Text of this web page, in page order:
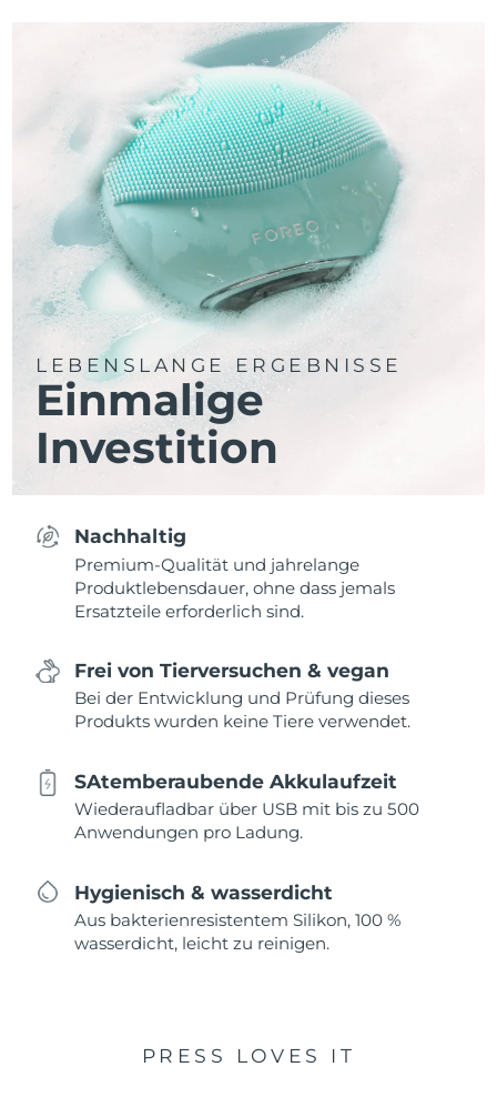
LEBENSLANGE ERGEBNISSE
Einmalige
Investition
Nachhaltig
Premium-Qualität und jahrelange
Produktlebensdauer, ohne dass jemals
Ersatzteile erforderlich sind.
Frei von Tierversuchen & vegan
Bei der Entwicklung und Prüfung dieses
Produkts wurden keine Tiere verwendet.
SAtemberaubende Akkulaufzeit
Wiederaufladbar über USB mit bis zu 500
Anwendungen pro Ladung.
Hygienisch & wasserdicht
Aus bakterienresistentem Silikon, 100 %
wasserdicht, leicht zu reinigen.
PRESS LOVES IT